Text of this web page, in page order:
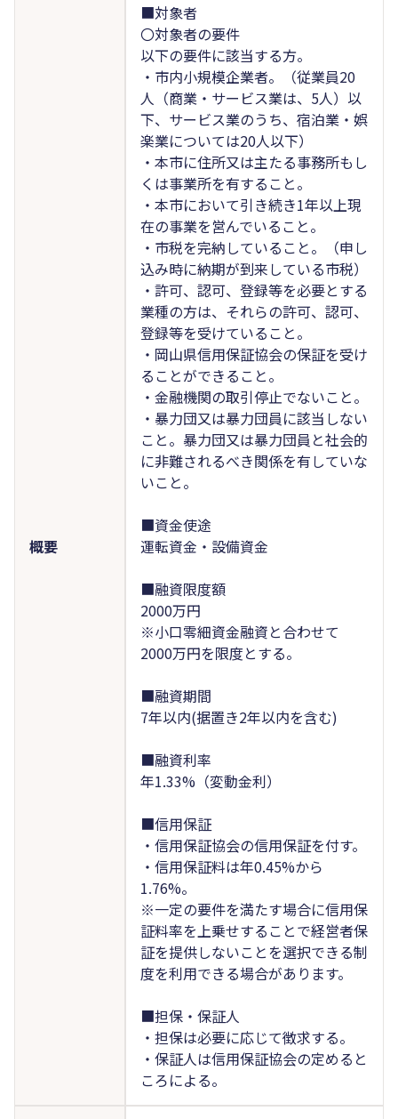
概要
■対象者
〇対象者の要件
以下の要件に該当する方。
・市内小規模企業者。（従業員20
人（商業・サービス業は、5人）以
下、サービス業のうち、宿泊業・娯
楽業については20人以下）
・本市に住所又は主たる事務所もし
くは事業所を有すること。
・本市において引き続き1年以上現
在の事業を営んでいること。
・市税を完納していること。（申し
込み時に納期が到来している市税）
・許可、認可、登録等を必要とする
業種の方は、それらの許可、認可、
登録等を受けていること。
・岡山県信用保証協会の保証を受け
ることができること。
・金融機関の取引停止でないこと。
・暴力団又は暴力団員に該当しない
こと。暴力団又は暴力団員と社会的
に非難されるべき関係を有していな
いこと。
■資金使途
運転資金・設備資金
■融資限度額
2000万円
※小口零細資金融資と合わせて
2000万円を限度とする。
■融資期間
7年以内(据置き2年以内を含む)
■融資利率
年1.33%（変動金利）
■信用保証
・信用保証協会の信用保証を付す。
・信用保証料は年0.45%から
1.76%。
※一定の要件を満たす場合に信用保
証料率を上乗せすることで経営者保
証を提供しないことを選択できる制
度を利用できる場合があります。
■担保・保証人
・担保は必要に応じて徴求する。
・保証人は信用保証協会の定めると
ころによる。